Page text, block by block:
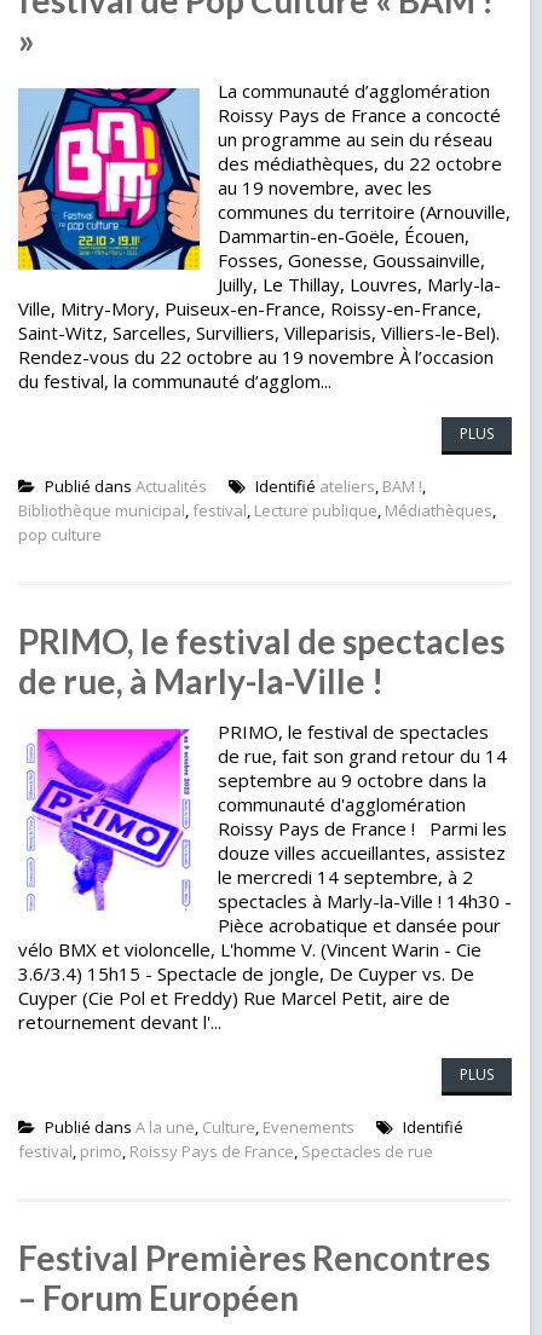
»
La communauté d’agglomération
Roissy Pays de France a concocté
un programme au sein du réseau
des médiathèques, du 22 octobre
au 19 novembre, avec les
communes du territoire (Arnouville,
Dammartin-en-Goële, Écouen,
Fosses, Gonesse, Goussainville,
Juilly, Le Thillay, Louvres, Marly-la-
Ville, Mitry-Mory, Puiseux-en-France, Roissy-en-France,
Saint-Witz, Sarcelles, Survilliers, Villeparisis, Villiers-le-Bel).
Rendez-vous du 22 octobre au 19 novembre À l’occasion
du festival, la communauté d’agglom...
PLUS
Publié dans Actualités Identifié ateliers, BAM !,
Bibliothèque municipal, festival, Lecture publique, Médiathèques,
pop culture
PRIMO, le festival de spectacles
de rue, à Marly-la-Ville !
PRIMO, le festival de spectacles
de rue, fait son grand retour du 14
septembre au 9 octobre dans la
communauté d'agglomération
Roissy Pays de France ! Parmi les
douze villes accueillantes, assistez
le mercredi 14 septembre, à 2
spectacles à Marly-la-Ville ! 14h30 -
Pièce acrobatique et dansée pour
vélo BMX et violoncelle, L'homme V. (Vincent Warin - Cie
3.6/3.4) 15h15 - Spectacle de jongle, De Cuyper vs. De
Cuyper (Cie Pol et Freddy) Rue Marcel Petit, aire de
retournement devant l'...
PLUS
Publié dans A la une, Culture, Evenements
Identifié
festival, primo, Roissy Pays de France, Spectacles de rue
Festival Premières Rencontres
– Forum Européen